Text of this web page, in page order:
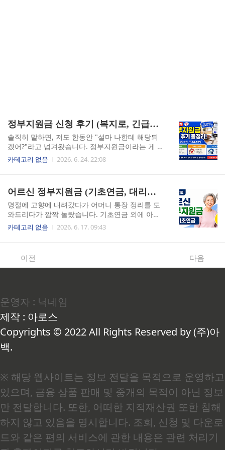
정부지원금 신청 후기 (복지로, 긴급복지지원, 주거급여)
솔직히 말하면, 저도 한동안 "설마 나한테 해당되
겠어?"라고 넘겨왔습니다. 정부지원금이라는 게 뭔
가 아주 어렵고 복잡한 절차를 거쳐야 하는, 나와는
먼 이야기처럼 느껴졌거든요. 그런데 막상 한 번 신
여까지, 직접 겪어보니 생각보다 훨씬 현실적인 제
도였습니다.복지로 첫 신청, 막막했던 그 화면이 사
실은 별거 아니었습니다처음 복지로(bokjiro.go.k
r)에 접속했을 때, 메뉴가 너무 많아서 어디서부터
시작해야 할지 몰라 한참 멍하니 앉아 있었습니다.
보를 연계해 수급 자격을 통합 조회하고 신청까지
처리할 수 있는 온라인..
카테고리 없음 2026. 6. 24. 22:08
어르신 정부지원금 (기초연금, 대리신청, 소득인정액)
명절에 고향에 내려갔다가 어머니 통장 정리를 도
와드리다가 깜짝 놀랐습니다. 기초연금 외에 아무
것도 들어오는 게 없었거든요. 주민센터에 가서 물
어보니 신청을 안 해서 못 받고 있는 지원금이 두
것들을 정리했습니다.신청 안 하면 아무도 안 챙겨
지 않습니다. 생일이 지나도 아무 연락이 없는 이유
가 바로 이것입니다. 기초연금은 소득인정액 기준
으로 수급 여부가 결정됩니다. 여기서 소득인정액
이란 단순히 월급만 따지는 게 아니라, 실제 소득과
보유 재산을 일정 비율로 환산해 합..
카테고리 없음 2026. 6. 17. 09:43
이전 다음
운영자 : 닉네임
제작 : 아로스
Copyrights © 2022 All Rights Reserved by (주)아
백.
※ 해당 웹사이트는 정보 전달을 목적으로 운영하고
있으며, 금융 상품 판매 및 중개의 목적이 아닌 정보
만 전달합니다. 또한, 어떠한 지적재산권 또한 침해
하지 않고 있음을 명시합니다. 조회, 신청 및 다운로
드와 같은 편의 서비스에 관한 내용은 관련 처리기